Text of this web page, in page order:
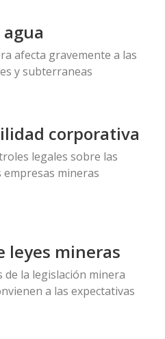
afecta gravemente a las
y subterraneas
corporativa
legales sobre las
empresas mineras
leyes mineras
de la legislación minera
a las expectativas